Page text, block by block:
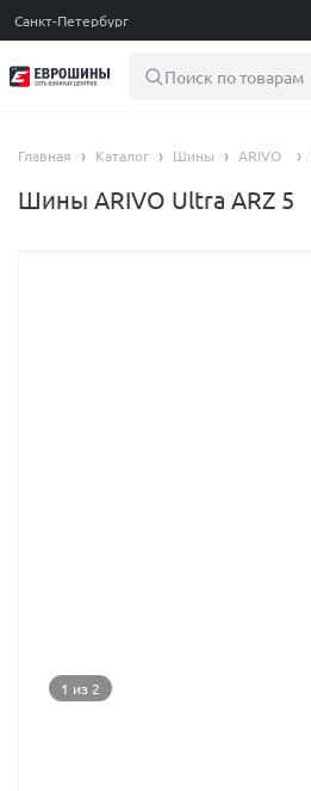
Санкт-Петербург
Поиск по товарам
Главная Каталог Шины ARIVO
Шины ARIVO Ultra ARZ 5
1 из 2